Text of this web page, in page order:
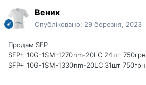
Веник
Опубліковано: 29 березня, 2023
Продам SFP
SFP+ 10G-1SM-1270nm-20LC 24шт 750грн
SFP+ 10G-1SM-1330nm-20LC 31шт 750грн